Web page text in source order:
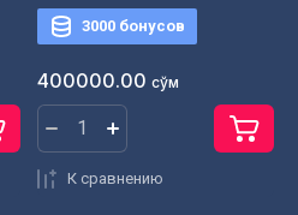
3000 бонусов
400000.00 сўм
К сравнению